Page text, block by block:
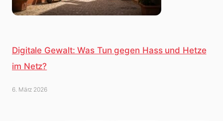
Digitale Gewalt: Was Tun gegen Hass und Hetze
im Netz?
6. März 2026